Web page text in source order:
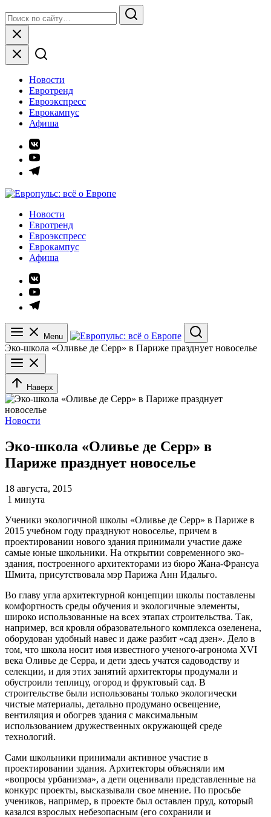
to
content
for:
Search
Close
Новости
Евротренд
Евроэкспресс
Еврокампус
Афиша
Элемент
меню
Элемент
меню
Элемент
Европульс: всё о Европе
Новости
Евротренд
Евроэкспресс
Еврокампус
Афиша
Элемент
меню
Элемент
меню
Элемент
Menu
Search
Эко-школа «Оливье де Серр» в Париже празднует новоселье
Наверх
Новости
Эко-школа «Оливье де Серр» в
Париже празднует новоселье
18 августа, 2015
1 минута
Ученики экологичной школы «Оливье де Серр» в Париже в
2015 учебном году празднуют новоселье, причем в
проектировании нового здания принимали участие даже
самые юные школьники. На открытии современного эко-
здания, построенного архитекторами из бюро Жана-Франсуа
Шмита, присутствовала мэр Парижа Анн Идальго.
Во главу угла архитектурной концепции школы поставлены
комфортность среды обучения и экологичные элементы,
широко использованные на всех этапах строительства. Так,
например, вся кровля образовательного комплекса озеленена,
оборудован удобный навес и даже разбит «сад дзен». Дело в
том, что школа носит имя известного ученого-агронома XVI
века Оливье де Серра, и дети здесь учатся садоводству и
селекции, и для этих занятий архитекторы продумали и
обустроили теплицу, огород и фруктовый сад. В
строительстве были использованы только экологически
чистые материалы, детально продумано освещение,
вентиляция и обогрев здания с максимальным
использованием дружественных окружающей среде
технологий.
Сами школьники принимали активное участие в
проектировании здания. Архитекторы объясняли им
«вопросы урбанизма», а дети оценивали представленные на
конкурс проекты, высказывали свое мнение. По просьбе
учеников, например, в проекте был оставлен пруд, который
казался взрослых небезопасным (его сохранили и